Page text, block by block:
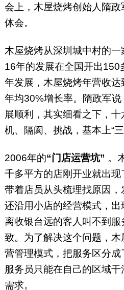
会上，木屋烧烤创始人隋
体会。
木屋烧烤从深圳城中村的
16年的发展在全国开出150
年发展，木屋烧烤年营收
年均30%增长率。隋政军
展顺利，其实细看之下，
机、隔阂、挑战，基本上“三
2006年的“门店运营坑” 。
千多平方的店刚开业就出
带着店员从头梳理找原因
还沿用小店的经营模式，出
离收银台远的客人叫不到
致。为了解决这个问题，
营管理模式，把服务区分
服务员只能在自己的区域
需求。